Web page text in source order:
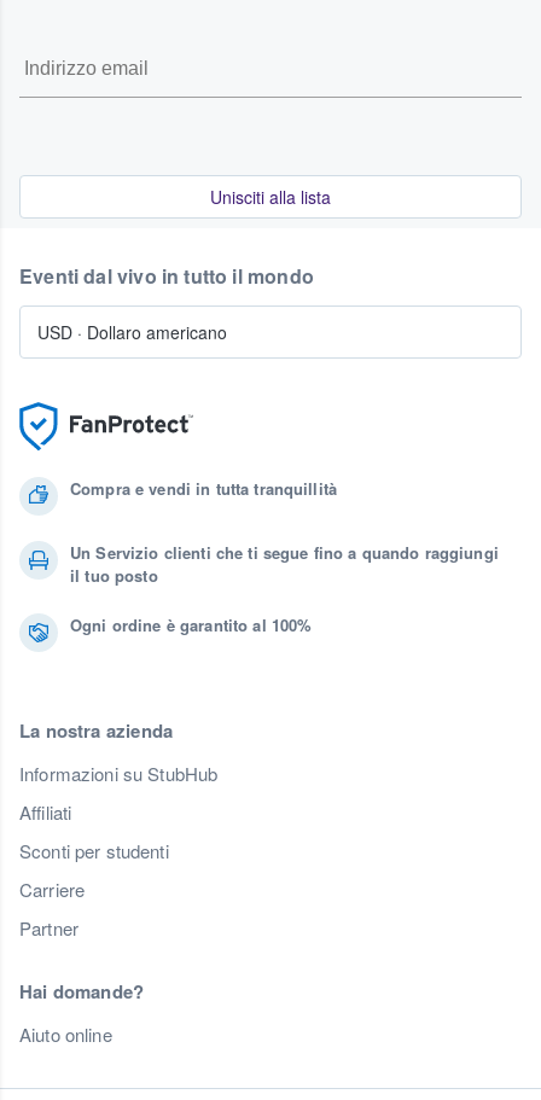
Unisciti alla lista
Compra e vendi in tutta tranquillità
Un Servizio clienti che ti segue fino a quando raggiungi
il tuo posto
Ogni ordine è garantito al 100%
La nostra azienda
Informazioni su StubHub
Affiliati
Sconti per studenti
Carriere
Partner
Hai domande?
Aiuto online
Eventi dal vivo in tutto il mondo
USD · Dollaro americano